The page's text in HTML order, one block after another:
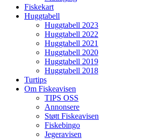
Fiskekart
Huggtabell
Huggtabell 2023
Huggtabell 2022
Huggtabell 2021
Huggtabell 2020
Huggtabell 2019
Huggtabell 2018
Turtips
Om Fiskeavisen
TIPS OSS
Annonsere
Støtt Fiskeavisen
Fiskebingo
Jegeravisen